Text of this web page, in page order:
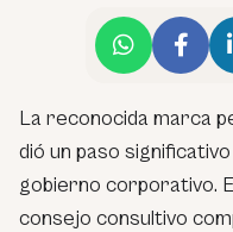
La reconocida marca
dió un paso
gobierno corporativo.
consejo consultivo